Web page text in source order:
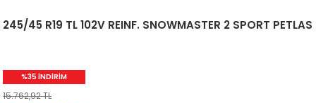
245/45 R19 TL 102V REINF. SNOWMASTER 2 SPORT PETLAS
%35 İNDİRİM
15.762,92 TL